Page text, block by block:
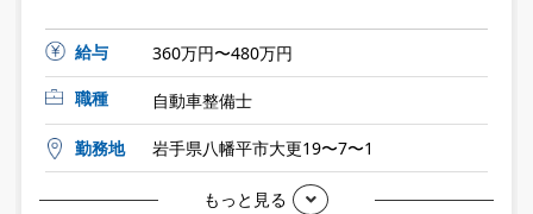
給与
360万円〜480万円
職種
自動車整備士
勤務地 岩手県八幡平市大更19〜7〜1
もっと見る